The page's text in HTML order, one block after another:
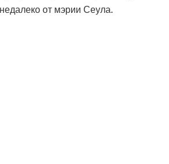
от мэрии Сеула.